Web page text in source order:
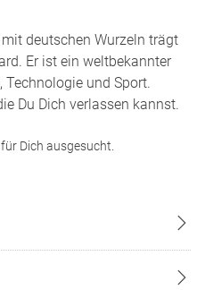
mit deutschen Wurzeln trägt
Er ist ein weltbekannter
Technologie und Sport.
Du Dich verlassen kannst.
Dich ausgesucht.